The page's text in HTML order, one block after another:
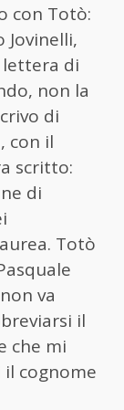
con Totò:
Jovinelli,
lettera di
non la
di
con il
scritto:
di
Totò
va
il
che mi
cognome